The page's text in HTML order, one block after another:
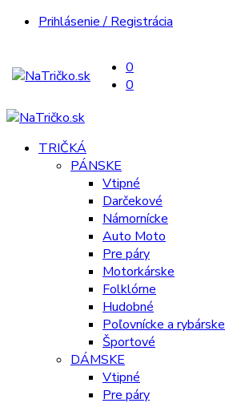
Prihlásenie / Registrácia
0
0
TRIČKÁ
PÁNSKE
Vtipné
Darčekové
Námornícke
Auto Moto
Pre páry
Motorkárske
Folklórne
Hudobné
Poľovnícke a rybárske
Športové
DÁMSKE
Vtipné
Pre páry